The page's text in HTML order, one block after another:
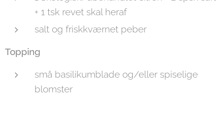
+ 1 tsk revet skal heraf
salt og friskkværnet peber
Topping
små basilikumblade og/eller spiselige
blomster